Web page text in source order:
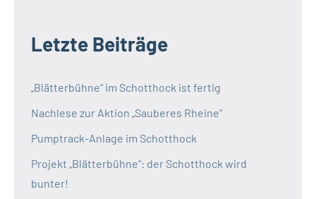
Letzte Beiträge
„Blätterbühne“ im Schotthock ist fertig
Nachlese zur Aktion „Sauberes Rheine“
Pumptrack-Anlage im Schotthock
Projekt „Blätterbühne“: der Schotthock wird
bunter!